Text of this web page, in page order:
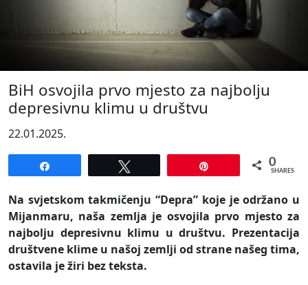
BiH osvojila prvo mjesto za najbolju
depresivnu klimu u društvu
22.01.2025.
0
SHARES
Na svjetskom takmičenju “Depra” koje je održano u
Mijanmaru, naša zemlja je osvojila prvo mjesto za
najbolju depresivnu klimu u društvu. Prezentacija
društvene klime u našoj zemlji od strane našeg tima,
ostavila je žiri bez teksta.